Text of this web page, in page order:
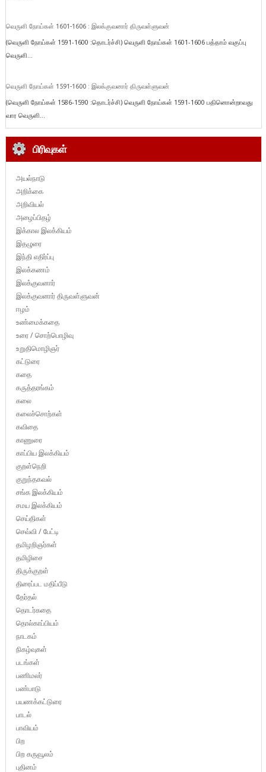
வெருளி நோய்கள் 1601-1606 : இலக்குவனார் திருவள்ளுவன்
(வெருளி நோய்கள் 1591-1600 :தொடர்ச்சி) வெருளி நோய்கள் 1601-1606 பத்தாம் வகுப்பு
வெருளி...
வெருளி நோய்கள் 1591-1600 : இலக்குவனார் திருவள்ளுவன்
(வெருளி நோய்கள் 1586-1590 :தொடர்ச்சி) வெருளி நோய்கள் 1591-1600 பதினொன்றாவது
வார வெருளி...
பிரிவுகள்
அயல்நாடு
அறிக்கை
அறிவியல்
அழைப்பிதழ்
இக்கால இலக்கியம்
இதழுரை
இந்தி எதிர்ப்பு
இலக்கணம்
இலக்குவனார்
இலக்குவனார் திருவள்ளுவன்
ஈழம்
உண்மைக்கதை
உரை / சொற்பொழிவு
உறுதிமொழிஞர்
கட்டுரை
கதை
கருத்தரங்கம்
கலை
கலைச்சொற்கள்
கவிதை
காணுரை
காப்பிய இலக்கியம்
குறள்நெறி
குறுந்தகவல்
சங்க இலக்கியம்
சமய இலக்கியம்
செய்திகள்
செவ்வி / பேட்டி
தமிழறிஞர்கள்
தமிழிசை
திருக்குறள்
திரைப்பட மதிப்பீடு
தேர்தல்
தொடர்கதை
தொல்காப்பியம்
நாடகம்
நிகழ்வுகள்
படங்கள்
பணிமலர்
பண்பாடு
பயணக்கட்டுரை
பாடல்
பாவியம்
பிற
பிற கருவூலம்
புதினம்